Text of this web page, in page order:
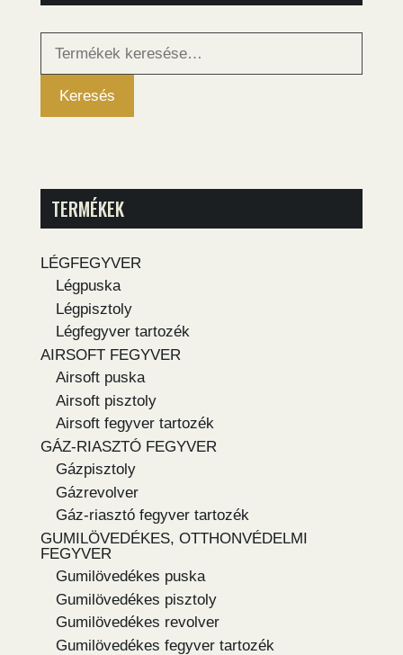
Keresés
Keresés
TERMÉKEK
LÉGFEGYVER
Légpuska
Légpisztoly
Légfegyver tartozék
AIRSOFT FEGYVER
Airsoft puska
Airsoft pisztoly
Airsoft fegyver tartozék
GÁZ-RIASZTÓ FEGYVER
Gázpisztoly
Gázrevolver
Gáz-riasztó fegyver tartozék
GUMILÖVEDÉKES, OTTHONVÉDELMI
FEGYVER
Gumilövedékes puska
Gumilövedékes pisztoly
Gumilövedékes revolver
Gumilövedékes fegyver tartozék